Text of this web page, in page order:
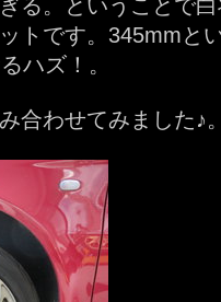
る。ということで
トです。345mmと
ハズ！。
合わせてみました♪